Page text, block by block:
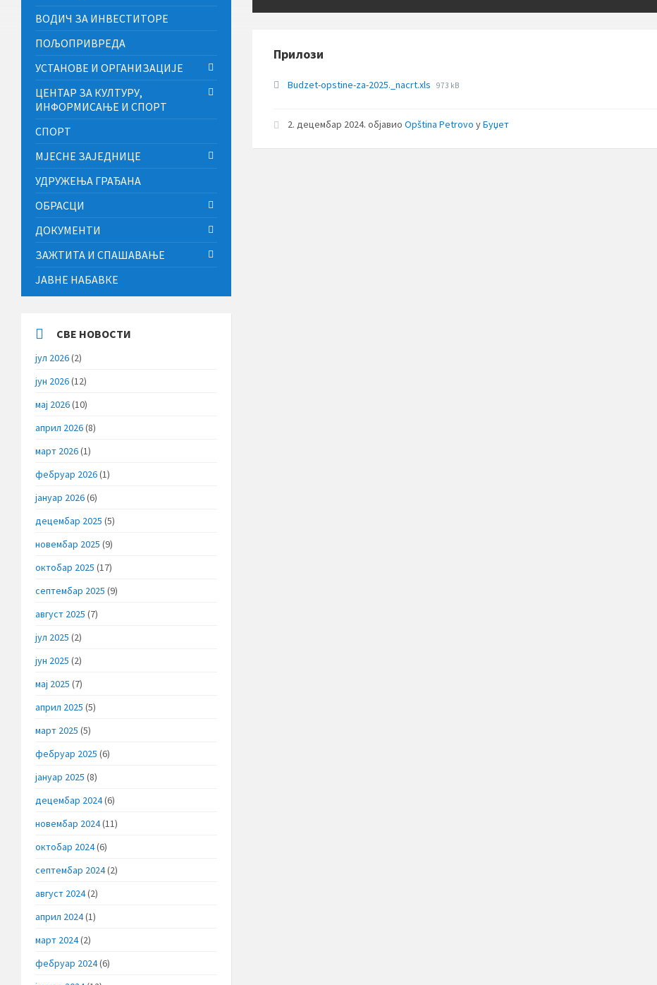
Прилози
Budzet-opstine-za-2025._nacrt.xls File
973 kB
2. децембар 2024.објавиоOpština Petrovo уБуџет
ВОДИЧ ЗА ИНВЕСТИТОРЕ
ПОЉОПРИВРЕДА
УСТАНОВЕ И ОРГАНИЗАЦИЈЕ
ЦЕНТАР ЗА КУЛТУРУ,
ИНФОРМИСАЊЕ И СПОРТ
СПОРТ
МЈЕСНЕ ЗАЈЕДНИЦЕ
УДРУЖЕЊА ГРАЂАНА
ОБРАСЦИ
ДОКУМЕНТИ
ЗАЖТИТА И СПАШАВАЊЕ
ЈАВНЕ НАБАВКЕ
СВЕ НОВОСТИ
јул 2026(2)
јун 2026(12)
мај 2026(10)
април 2026(8)
март 2026(1)
фебруар 2026(1)
јануар 2026(6)
децембар 2025 (5)
новембар 2025 (9)
октобар 2025 (17)
септембар 2025 (9)
август 2025 (7)
јул 2025 (2)
јун 2025 (2)
мај 2025 (7)
април 2025 (5)
март 2025 (5)
фебруар 2025 (6)
јануар 2025 (8)
децембар 2024(6)
новембар 2024(11)
октобар 2024(6)
септембар 2024(2)
август 2024(2)
април 2024(1)
март 2024(2)
фебруар 2024(6)